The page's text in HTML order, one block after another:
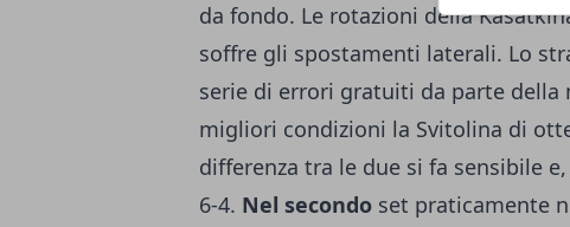
da fondo. Le rotazioni della
soffre gli spostamenti laterali. Lo
serie di errori gratuiti da parte
migliori condizioni la Svitolina di
differenza tra le due si fa sensibile
6-4. Nel secondo set praticamente